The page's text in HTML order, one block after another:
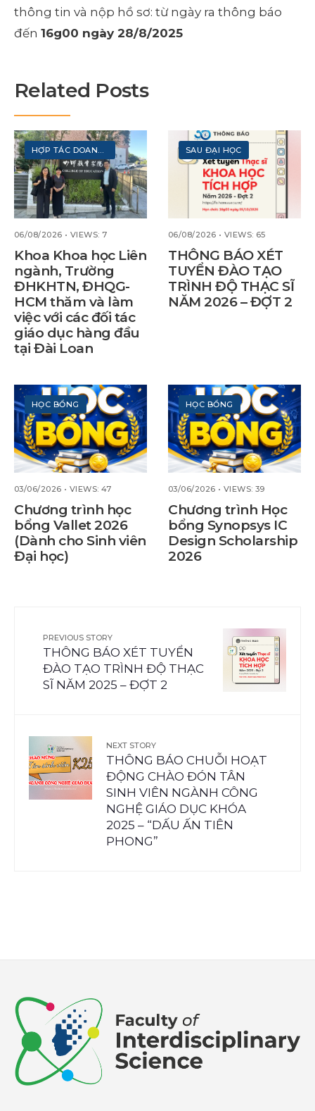
thông tin và nộp hồ sơ: từ ngày ra thông báo
đến 16g00 ngày 28/8/2025
Related Posts
HỢP TÁC DOANH NGHIỆP
06/08/2026 • VIEWS: 7
Khoa Khoa học Liên
ngành, Trường
ĐHKHTN, ĐHQG-
HCM thăm và làm
việc với các đối tác
giáo dục hàng đầu
tại Đài Loan
SAU ĐẠI HỌC
06/08/2026 • VIEWS: 65
THÔNG BÁO XÉT
TUYỂN ĐÀO TẠO
TRÌNH ĐỘ THẠC SĨ
NĂM 2026 – ĐỢT 2
HỌC BỔNG
03/06/2026 • VIEWS: 47
Chương trình học
bổng Vallet 2026
(Dành cho Sinh viên
Đại học)
HỌC BỔNG
03/06/2026 • VIEWS: 39
Chương trình Học
bổng Synopsys IC
Design Scholarship
2026
PREVIOUS STORY
THÔNG BÁO XÉT TUYỂN
ĐÀO TẠO TRÌNH ĐỘ THẠC
SĨ NĂM 2025 – ĐỢT 2
NEXT STORY
THÔNG BÁO CHUỖI HOẠT
ĐỘNG CHÀO ĐÓN TÂN
SINH VIÊN NGÀNH CÔNG
NGHỆ GIÁO DỤC KHÓA
2025 – “DẤU ẤN TIÊN
PHONG”